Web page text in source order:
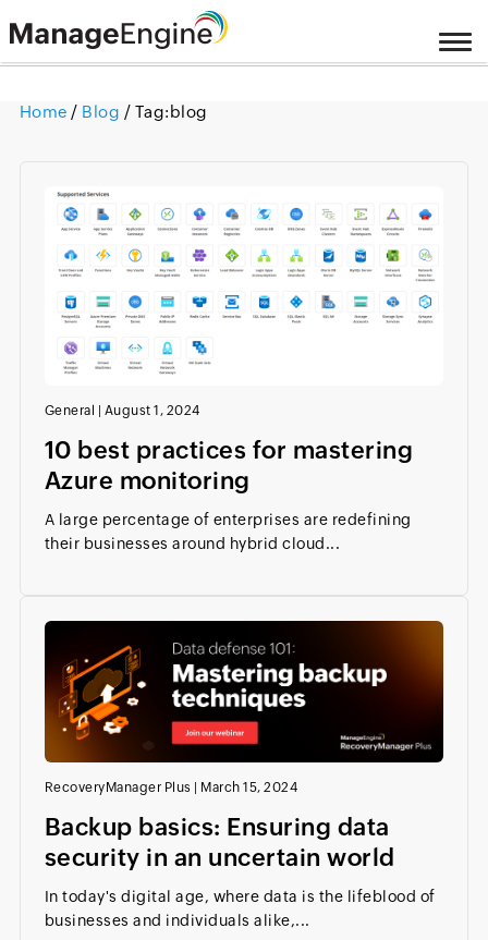
Home / Blog / Tag: blog
General | August 1, 2024
10 best practices for mastering
Azure monitoring
A large percentage of enterprises are redefining
their businesses around hybrid cloud...
RecoveryManager Plus March 15, 2024
Backup basics: Ensuring data
security in an uncertain world
In today's digital age, where data is the lifeblood of
businesses and individuals alike,...